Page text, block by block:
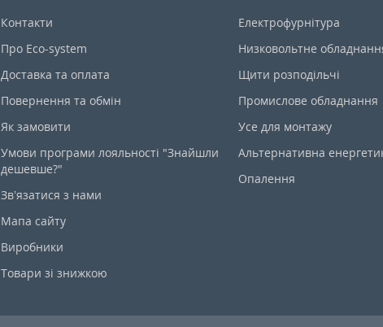
Контакти
Про Eco-system
Доставка та оплата
Повернення та обмін
Як замовити
Умови програми лояльності "Знайшли
дешевше?"
Зв’язатися з нами
Мапа сайту
Виробники
Товари зі знижкою
Електрофурнітура
Низковольтне
Щити розподільчі
Промислове обладнання
Усе для монтажу
Альтернативна
Опалення